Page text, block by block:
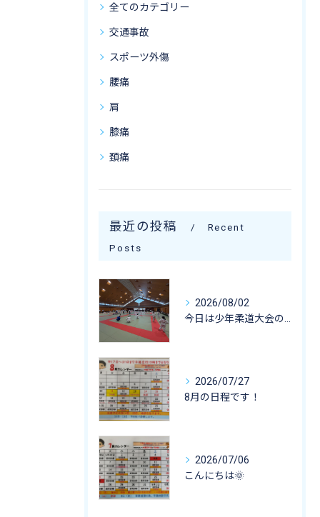
全てのカテゴリー
交通事故
スポーツ外傷
腰痛
肩
膝痛
頚痛
最近の投稿
Recent
Posts
2026/08/02
2026/07/27
8月の日程です！
2026/07/06
こんにちは🌞